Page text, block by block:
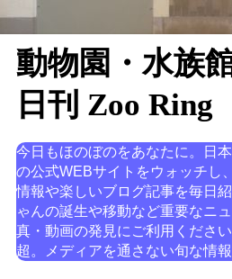
動物園・水族
日刊 Zoo Ring
今日もほのぼのをあなたに。日
の公式WEBサイトをウォッチし
情報や楽しいブログ記事を毎日
ゃんの誕生や移動など重要なニ
真・動画の発見にご利用くださ
超。メディアを通さない旬な情報